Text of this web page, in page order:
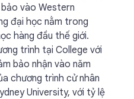
vào Western
đại học nằm trong
hàng đầu thế giới.
trình tại College với
bảo nhận vào năm
chương trình cử nhân
University, với tỷ lệ